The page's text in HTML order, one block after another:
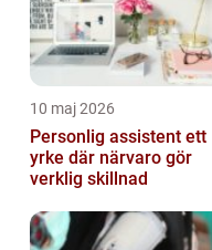
10 maj 2026
Personlig assistent ett
yrke där närvaro gör
verklig skillnad